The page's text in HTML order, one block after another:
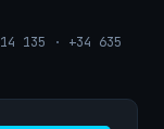
135 · +34 635